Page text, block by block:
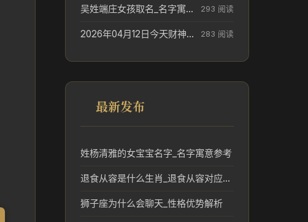
吴姓端庄女孩取名_名字寓意参考 293 阅读
2026年04月12日今天财神在哪个吉位_财神方位参考 283 阅读
最新发布
姓杨清雅的女宝宝名字_名字寓意参考
退食从容是什么生肖_退食从容对应生肖的传统文化解读
狮子座为什么会聊天_性格优势解析